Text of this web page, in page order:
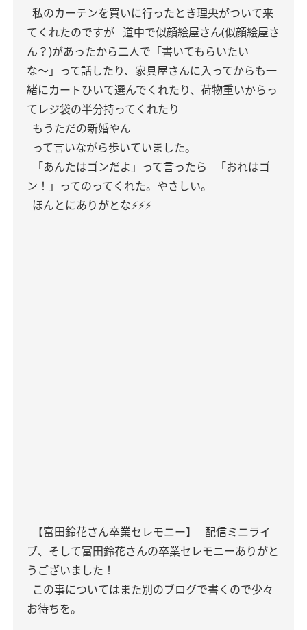
私のカーテンを買いに行ったとき理央がついて来
てくれたのですが 道中で似顔絵屋さん(似顔絵屋さ
ん？)があったから二人で「書いてもらいたい
な〜」って話したり、家具屋さんに入ってからも一
緒にカートひいて選んでくれたり、荷物重いからっ
てレジ袋の半分持ってくれたり
もうただの新婚やん
って言いながら歩いていました。
「あんたはゴンだよ」って言ったら
「おれはゴ
ン！」ってのってくれた。やさしい。
ほんとにありがとな⚡️⚡️⚡️
【富田鈴花さん卒業セレモニー】
配信ミニライ
ブ、そして富田鈴花さんの卒業セレモニーありがと
うございました！
この事についてはまた別のブログで書くので少々
お待ちを。